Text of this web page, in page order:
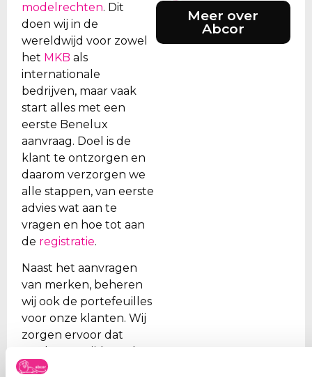
modelrechten. Dit
doen wij in de
wereldwijd voor zowel
het MKB als
internationale
bedrijven, maar vaak
start alles met een
eerste Benelux
aanvraag. Doel is de
klant te ontzorgen en
daarom verzorgen we
alle stappen, van eerste
advies wat aan te
vragen en hoe tot aan
de registratie.
Naast het aanvragen
van merken, beheren
wij ook de portefeuilles
voor onze klanten. Wij
zorgen ervoor dat
vernieuwd, dat de
Meer over
Abcor